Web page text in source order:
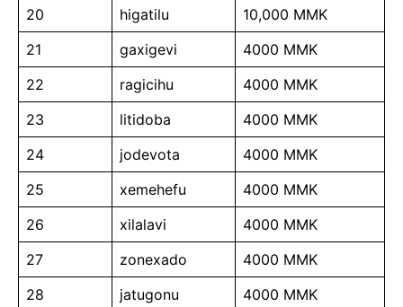
20
higatilu
10,000 MMK
21
gaxigevi
4000 MMK
22
ragicihu
4000 MMK
23
litidoba
4000 MMK
24
jodevota
4000 MMK
25
xemehefu
4000 MMK
26
xilalavi
4000 MMK
27
zonexado
4000 MMK
28
jatugonu
4000 MMK